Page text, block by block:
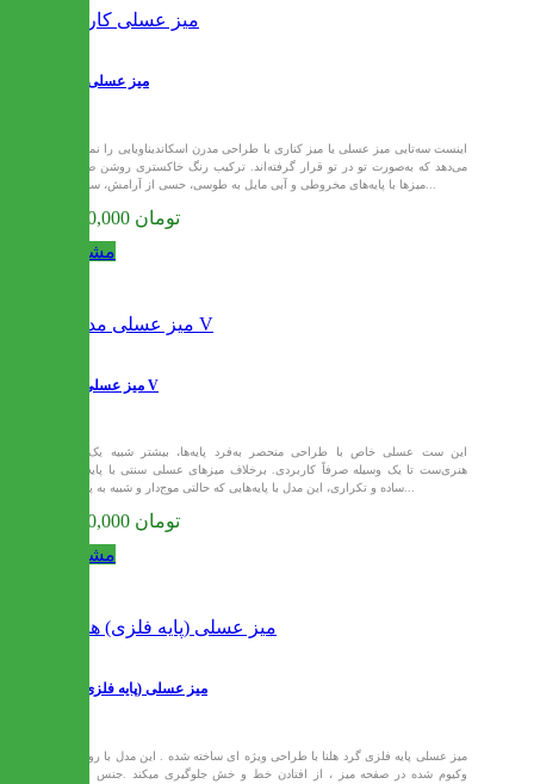
میز عسلی کارن
اینست سه‌تایی میز عسلی یا میز کناری با طراحی مدرن اسکاندیناویایی را نمایش
می‌دهد که به‌صورت تو در تو قرار گرفته‌اند. ترکیب رنگ خاکستری روشن صفحه
9,900,000 تومان
مشاهده
میز عسلی مدل V
این ست عسلی خاص با طراحی منحصر به‌فرد پایه‌ها، بیشتر شبیه یک اثر
هنری‌ست تا یک وسیله صرفاً کاربردی. برخلاف میزهای عسلی سنتی با پایه‌های
ساده و تکراری، این مدل با پایه‌هایی که حالتی موج‌دار و شبیه به پاهای...
9,900,000 تومان
مشاهده
میز عسلی (پایه فلزی) هلنا
میز عسلی پایه فلزی گرد هلنا با طراحی ویژه ای ساخته شده . این مدل با روکش